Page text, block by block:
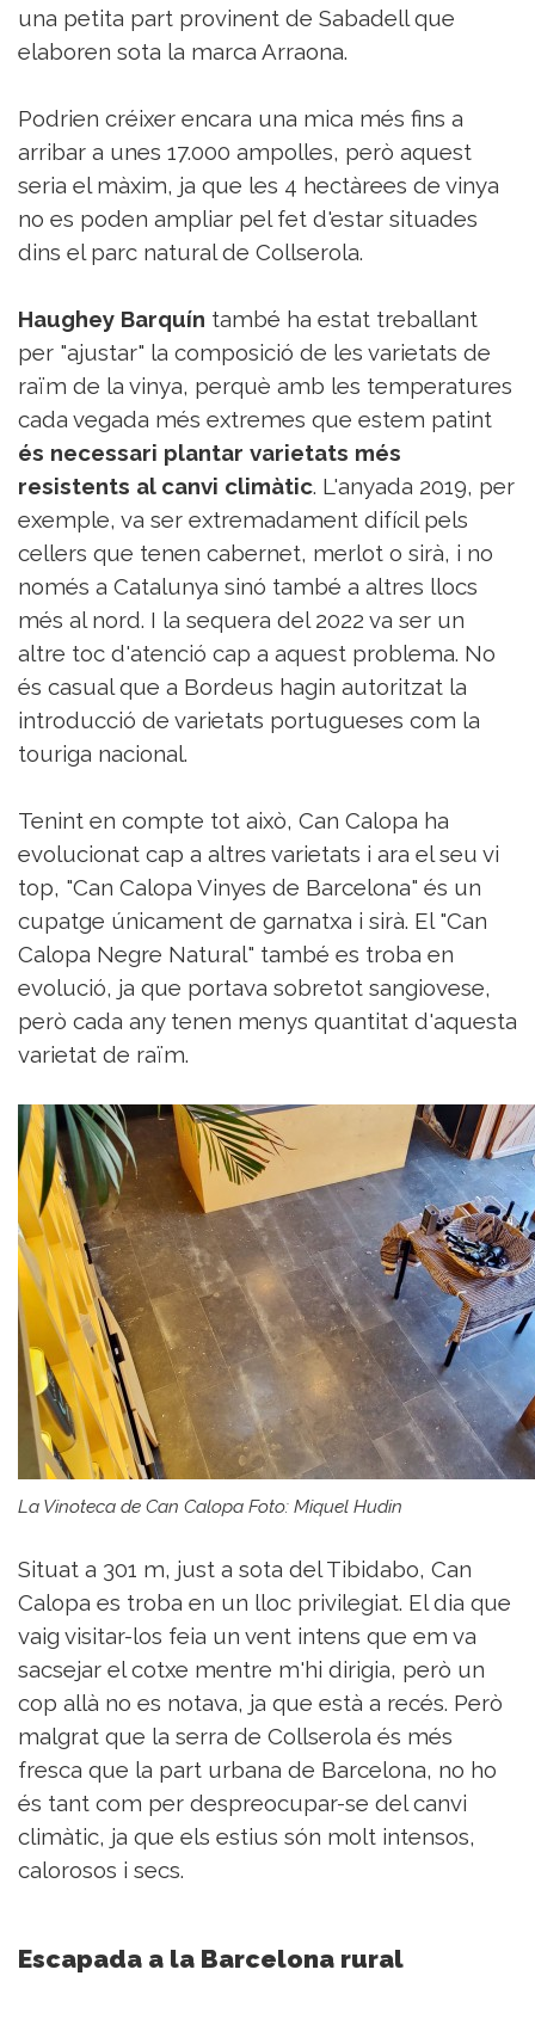
una petita part provinent de Sabadell que
elaboren sota la marca Arraona.
Podrien créixer encara una mica més fins a
arribar a unes 17.000 ampolles, però aquest
seria el màxim, ja que les 4 hectàrees de vinya
no es poden ampliar pel fet d'estar situades
dins el parc natural de Collserola.
Haughey Barquín també ha estat treballant
per "ajustar" la composició de les varietats de
raïm de la vinya, perquè amb les temperatures
cada vegada més extremes que estem patint
és necessari plantar varietats més
resistents al canvi climàtic. L'anyada 2019, per
exemple, va ser extremadament difícil pels
cellers que tenen cabernet, merlot o sirà, i no
només a Catalunya sinó també a altres llocs
més al nord. I la sequera del 2022 va ser un
altre toc d'atenció cap a aquest problema. No
és casual que a Bordeus hagin autoritzat la
introducció de varietats portugueses com la
touriga nacional.
Tenint en compte tot això, Can Calopa ha
evolucionat cap a altres varietats i ara el seu vi
top, "Can Calopa Vinyes de Barcelona" és un
cupatge únicament de garnatxa i sirà. El "Can
Calopa Negre Natural" també es troba en
evolució, ja que portava sobretot sangiovese,
però cada any tenen menys quantitat d'aquesta
varietat de raïm.
La Vinoteca de Can Calopa Foto: Miquel Hudin
Situat a 301 m, just a sota del Tibidabo, Can
Calopa es troba en un lloc privilegiat. El dia que
vaig visitar-los feia un vent intens que em va
sacsejar el cotxe mentre m'hi dirigia, però un
cop allà no es notava, ja que està a recés. Però
malgrat que la serra de Collserola és més
fresca que la part urbana de Barcelona, no ho
és tant com per despreocupar-se del canvi
climàtic, ja que els estius són molt intensos,
calorosos i secs.
Escapada a la Barcelona rural